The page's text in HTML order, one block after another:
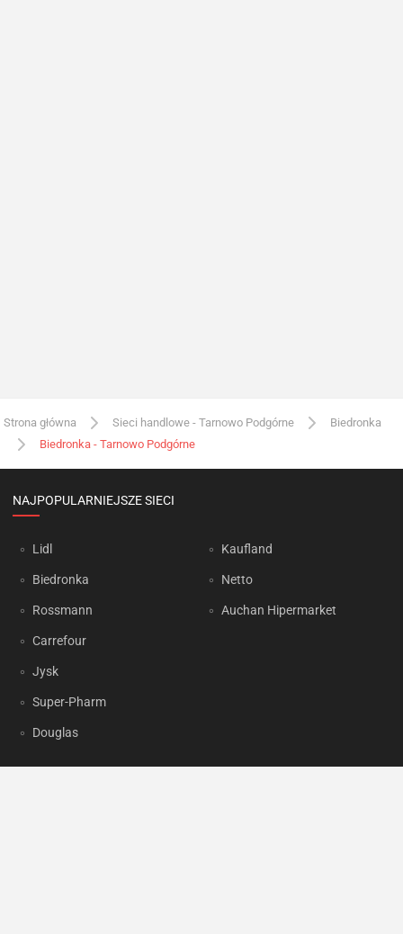
Strona główna Sieci handlowe - Tarnowo Podgórne
Biedronka
Biedronka - Tarnowo Podgórne
NAJPOPULARNIEJSZE SIECI
Lidl
Biedronka
Rossmann
Carrefour
Jysk
Super-Pharm
Douglas
Kaufland
Netto
Auchan Hipermarket